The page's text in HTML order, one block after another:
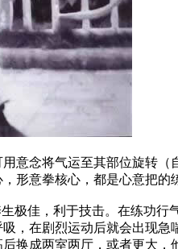
将气运至其部位旋转（
形意拳核心，都是心意把的
佳，利于技击。在练功行
，在剧烈运动后就会出现
换成两室两厅，或者更大